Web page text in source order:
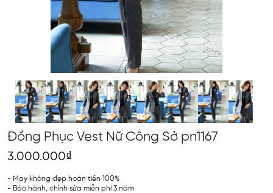
Đồng Phục Vest Nữ Công Sở pn1167
3.000.000₫
- May không đẹp hoàn tiền 100%
- Bảo hành, chỉnh sửa miễn phí 3 năm